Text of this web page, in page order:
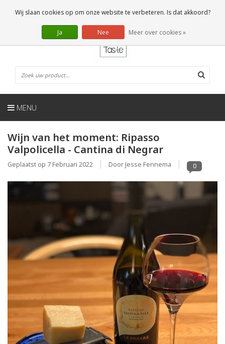
0 Artikelen
NL
MENU
Wijn van het moment: Ripasso
Valpolicella - Cantina di Negrar
Geplaatst op 7 Februari 2022 Door Jesse Fennema 0
Wij slaan cookies op om onze website te verbeteren. Is dat akkoord?
Ja Nee Meer over cookies »